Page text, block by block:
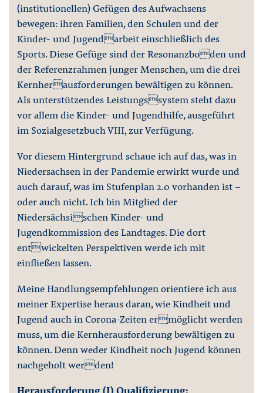
(institutionellen) Gefügen des Aufwachsens
bewegen: ihren Familien, den Schulen und der
Kinder- und Jugendarbeit einschließlich des
Sports. Diese Gefüge sind der Resonanzboden und
der Referenzrahmen junger Menschen, um die drei
Kernherausforderungen bewältigen zu können.
Als unterstützendes Leistungssystem steht dazu
vor allem die Kinder- und Jugendhilfe, ausgeführt
im Sozialgesetzbuch VIII, zur Verfügung.
Vor diesem Hintergrund schaue ich auf das, was in
Niedersachsen in der Pandemie erwirkt wurde und
auch darauf, was im Stufenplan 2.0 vorhanden ist –
oder auch nicht. Ich bin Mitglied der
Niedersächsischen Kinder- und
Jugendkommission des Landtages. Die dort
entwickelten Perspektiven werde ich mit
einfließen lassen.
Meine Handlungsempfehlungen orientiere ich aus
meiner Expertise heraus daran, wie Kindheit und
Jugend auch in Corona-Zeiten ermöglicht werden
muss, um die Kernherausforderung bewältigen zu
können. Denn weder Kindheit noch Jugend können
nachgeholt werden!